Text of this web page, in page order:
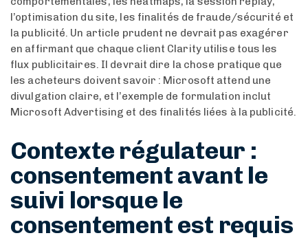
l’optimisation du site, les finalités de fraude/sécurité et
la publicité. Un article prudent ne devrait pas exagérer
en affirmant que chaque client Clarity utilise tous les
flux publicitaires. Il devrait dire la chose pratique que
les acheteurs doivent savoir : Microsoft attend une
divulgation claire, et l’exemple de formulation inclut
Microsoft Advertising et des finalités liées à la publicité.
Contexte régulateur :
consentement avant le
suivi lorsque le
consentement est requis